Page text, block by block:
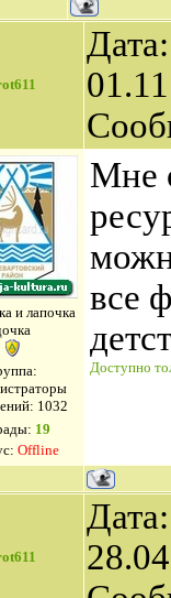
и лапочка
1032
19
Offline
Мне
все
Доступно